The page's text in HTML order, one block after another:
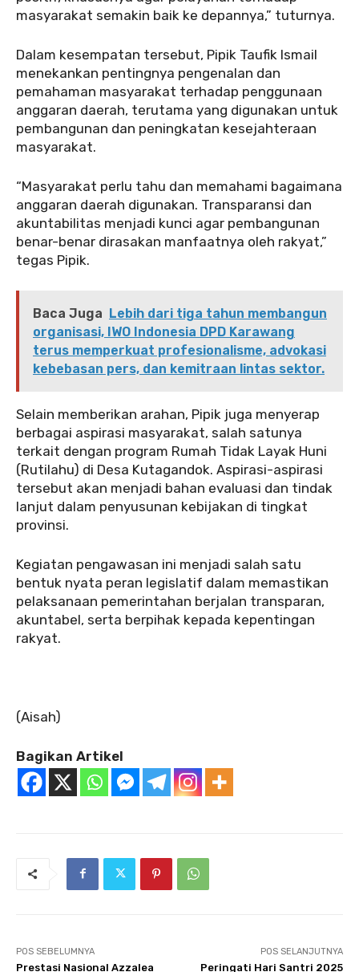
masyarakat semakin baik ke depannya,” tuturnya.
Dalam kesempatan tersebut, Pipik Taufik Ismail
menekankan pentingnya pengenalan dan
pemahaman masyarakat terhadap penggunaan
anggaran daerah, terutama yang digunakan untuk
pembangunan dan peningkatan kesejahteraan
masyarakat.
“Masyarakat perlu tahu dan memahami bagaimana
anggaran daerah digunakan. Transparansi dan
akuntabilitas menjadi kunci agar pembangunan
benar-benar dirasakan manfaatnya oleh rakyat,”
tegas Pipik.
Baca Juga Lebih dari tiga tahun membangun
organisasi, IWO Indonesia DPD Karawang
terus memperkuat profesionalisme, advokasi
kebebasan pers, dan kemitraan lintas sektor.
Selain memberikan arahan, Pipik juga menyerap
berbagai aspirasi masyarakat, salah satunya
terkait dengan program Rumah Tidak Layak Huni
(Rutilahu) di Desa Kutagandok. Aspirasi-aspirasi
tersebut akan menjadi bahan evaluasi dan tindak
lanjut dalam penyusunan kebijakan di tingkat
provinsi.
Kegiatan pengawasan ini menjadi salah satu
bentuk nyata peran legislatif dalam memastikan
pelaksanaan pemerintahan berjalan transparan,
akuntabel, serta berpihak kepada kepentingan
rakyat.
(Aisah)
Bagikan Artikel
POS SEBELUMNYA
Prestasi Nasional Azzalea
POS SELANJUTNYA
Peringati Hari Santri 2025